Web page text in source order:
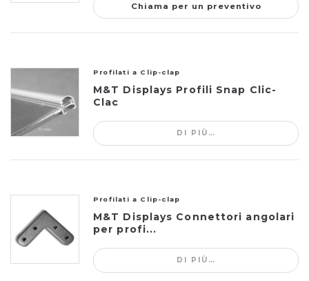
Chiama per un preventivo
Profilati a Clip-clap
M&T Displays Profili Snap Clic-
Clac
DI PIÙ…
Profilati a Clip-clap
M&T Displays Connettori angolari
per profi...
DI PIÙ…